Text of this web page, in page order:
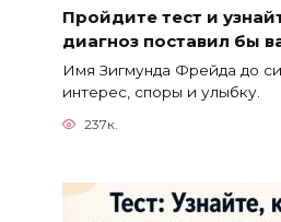
Пройдите тест и
диагноз поставил бы
Имя Зигмунда Фрейда до
интерес, споры и улыбку.
237к.